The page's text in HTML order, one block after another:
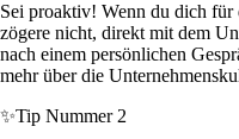
Sei proaktiv! Wenn du dich für
zögere nicht, direkt mit dem
nach einem persönlichen
mehr über die
✨Tip Nummer 2